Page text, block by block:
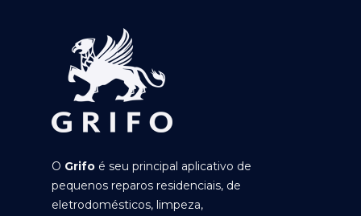
O Grifo é seu principal aplicativo de
pequenos reparos residenciais, de
eletrodomésticos, limpeza,